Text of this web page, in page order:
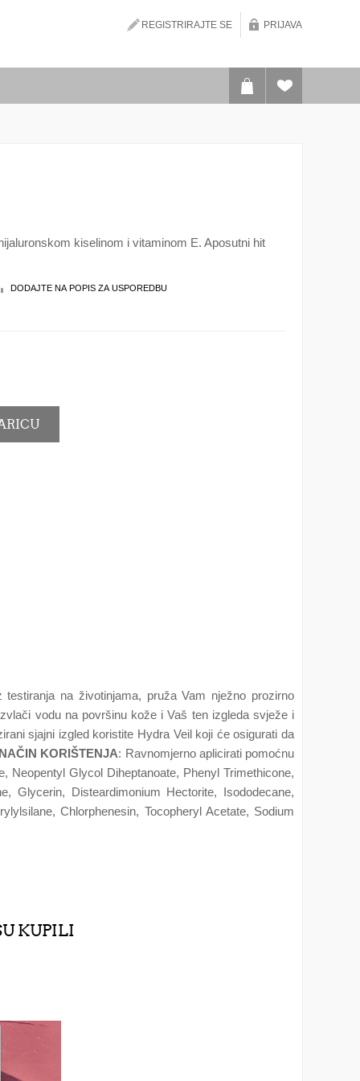
REGISTRIRAJTE SE PRIJAVA
kiselinom i vitaminom E. Aposutni hit
na životinjama, pruža Vam nježno prozirno
vodu na površinu kože i Vaš ten izgleda svježe i
sjajni izgled koristite Hydra Veil koji će osigurati da
KORIŠTENJA: Ravnomjerno aplicirati pomoćnu
Neopentyl Glycol Diheptanoate, Phenyl Trimethicone,
Glycerin, Disteardimonium Hectorite, Isododecane,
Chlorphenesin, Tocopheryl Acetate, Sodium
KUPILI